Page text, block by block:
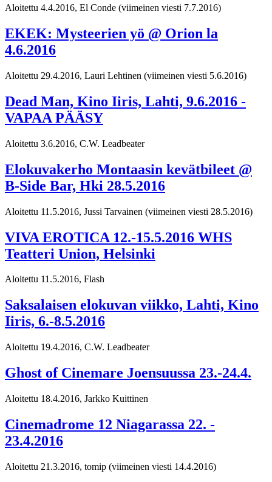
Aloitettu 4.4.2016, El Conde (viimeinen viesti 7.7.2016)
EKEK: Mysteerien yö @ Orion la
4.6.2016
Aloitettu 29.4.2016, Lauri Lehtinen (viimeinen viesti 5.6.2016)
Dead Man, Kino Iiris, Lahti, 9.6.2016 -
VAPAA PÄÄSY
Aloitettu 3.6.2016, C.W. Leadbeater
Elokuvakerho Montaasin kevätbileet @
B-Side Bar, Hki 28.5.2016
Aloitettu 11.5.2016, Jussi Tarvainen (viimeinen viesti 28.5.2016)
VIVA EROTICA 12.-15.5.2016 WHS
Teatteri Union, Helsinki
Aloitettu 11.5.2016, Flash
Saksalaisen elokuvan viikko, Lahti, Kino
Iiris, 6.-8.5.2016
Aloitettu 19.4.2016, C.W. Leadbeater
Ghost of Cinemare Joensuussa 23.-24.4.
Aloitettu 18.4.2016, Jarkko Kuittinen
Cinemadrome 12 Niagarassa 22. -
23.4.2016
Aloitettu 21.3.2016, tomip (viimeinen viesti 14.4.2016)